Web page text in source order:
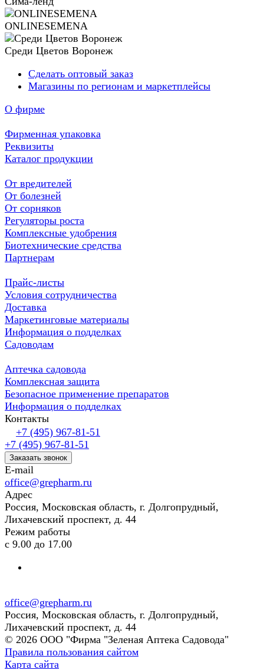
ONLINESEMENA
Среди Цветов Воронеж
Сделать оптовый заказ
Магазины по регионам и маркетплейсы
О фирме
Фирменная упаковка
Реквизиты
Каталог продукции
От вредителей
От болезней
От сорняков
Регуляторы роста
Комплексные удобрения
Биотехнические средства
Партнерам
Прайс-листы
Условия сотрудничества
Доставка
Маркетинговые материалы
Информация о подделках
Садоводам
Аптечка садовода
Комплексная защита
Безопасное применение препаратов
Информация о подделках
Контакты
+7 (495) 967-81-51
+7 (495) 967-81-51
Заказать звонок
E-mail
office@grepharm.ru
Адрес
Россия, Московская область, г. Долгопрудный,
Лихачевский проспект, д. 44
Режим работы
с 9.00 до 17.00
office@grepharm.ru
Россия, Московская область, г. Долгопрудный,
Лихачевский проспект, д. 44
© 2026 ООО "Фирма "Зеленая Аптека Садовода"
Правила пользования сайтом
Карта сайта